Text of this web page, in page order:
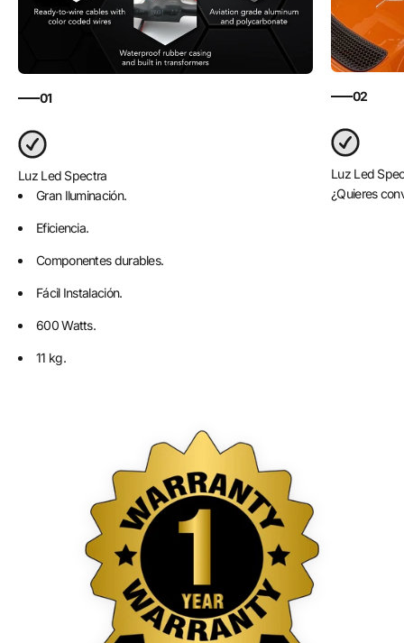
01
Luz Led Spectra
Gran Iluminación.
Eficiencia.
Componentes durables.
Fácil Instalación.
600 Watts.
11 kg.
02
Luz Led
¿Quieres